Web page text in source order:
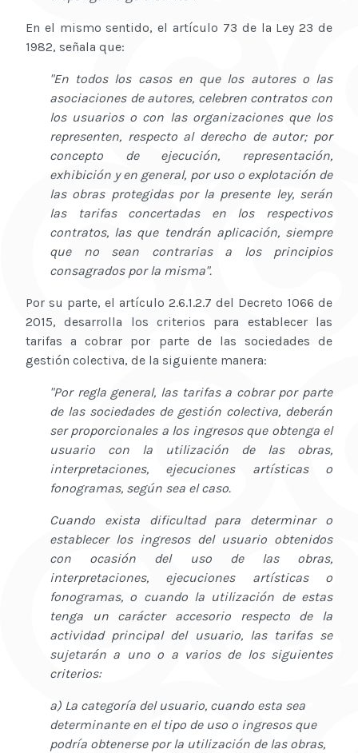
En el mismo sentido, el artículo 73 de la Ley 23 de
1982, señala que:
"En todos los casos en que los autores o las
asociaciones de autores, celebren contratos con
los usuarios o con las organizaciones que los
representen, respecto al derecho de autor; por
concepto de ejecución, representación,
exhibición y en general, por uso o explotación de
las obras protegidas por la presente ley, serán
las tarifas concertadas en los respectivos
contratos, las que tendrán aplicación, siempre
que no sean contrarias a los principios
consagrados por la misma".
Por su parte, el artículo 2.6.1.2.7 del Decreto 1066 de
2015, desarrolla los criterios para establecer las
tarifas a cobrar por parte de las sociedades de
gestión colectiva, de la siguiente manera:
"Por regla general, las tarifas a cobrar por parte
de las sociedades de gestión colectiva, deberán
ser proporcionales a los ingresos que obtenga el
usuario con la utilización de las obras,
interpretaciones, ejecuciones artísticas o
fonogramas, según sea el caso.
Cuando exista dificultad para determinar o
establecer los ingresos del usuario obtenidos
con ocasión del uso de las obras,
interpretaciones, ejecuciones artísticas o
fonogramas, o cuando la utilización de estas
tenga un carácter accesorio respecto de la
actividad principal del usuario, las tarifas se
sujetarán a uno o a varios de los siguientes
criterios:
a) La categoría del usuario, cuando esta sea
determinante en el tipo de uso o ingresos que
podría obtenerse por la utilización de las obras,